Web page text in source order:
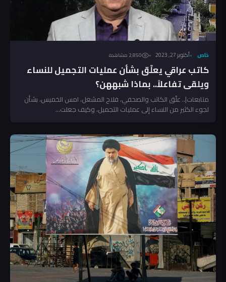
خاص أكتوبر 27, 2023 2٬850 مشاهدة
كاتب عراقي يعلّق بشأن عمليات التجميل للنساء
ويلقى تفاعلاً.. بماذا شبههن؟
متابعات|.. علّق الكاتب والصحفي، فلاح المشعل، امس الخميس، بشأن
لجوء الكثير من النساء إلى عمليات التجميل، وكيف جعلت...